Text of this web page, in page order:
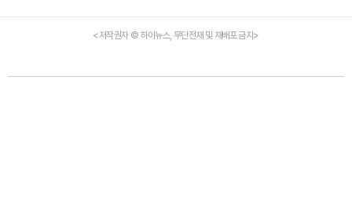
<저작권자 © 하이뉴스, 무단전재 및 재배포 금지>